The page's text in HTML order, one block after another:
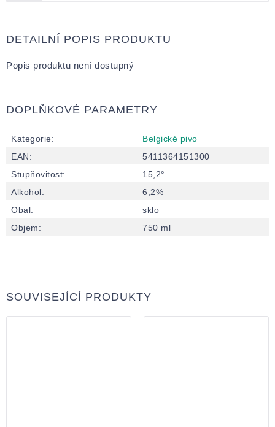
DETAILNÍ POPIS PRODUKTU
Popis produktu není dostupný
DOPLŇKOVÉ PARAMETRY
Kategorie:
Belgické pivo
EAN:
5411364151300
Stupňovitost:
15,2°
Alkohol:
6,2%
Obal:
sklo
Objem: 750 ml
SOUVISEJÍCÍ PRODUKTY